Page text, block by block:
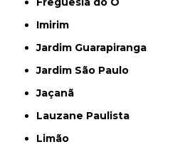
Imirim
Jardim Guarapiranga
Jardim São Paulo
Jaçanã
Lauzane Paulista
Limão